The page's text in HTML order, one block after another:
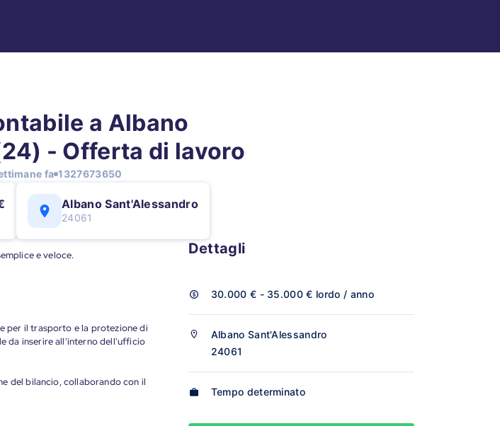
a Albano
- Offerta di lavoro
fa 1327673650
Albano Sant'Alessandro
24061
e veloce.
per il trasporto e la protezione di
da inserire all'interno dell'ufficio
del bilancio, collaborando con il
Dettagli
30.000 € - 35.000 € lordo / anno
Albano Sant'Alessandro
24061
Tempo determinato